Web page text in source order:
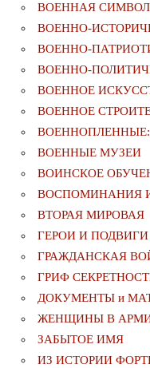
ВОЕННАЯ
ВОЕННО-
ВОЕННО-
ВОЕННО-
ВОЕННОЕ
ВОЕННОЕ
ВОЕННЫЕ МУЗЕИ
ВОИНСКОЕ
ВОСПОМИНАНИЯ
ВТОРАЯ МИРОВАЯ
ГЕРОИ И ПОДВИГИ
ГРАЖДАНСКАЯ
ГРИФ
ДОКУМЕНТЫ и
ЖЕНЩИНЫ В
ЗАБЫТОЕ ИМЯ
ИЗ ИСТОРИИ